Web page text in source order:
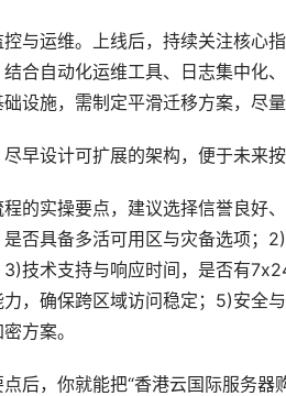
控与运维。上线后，持续关注核心
结合自动化运维工具、日志集中化
础设施，需制定平滑迁移方案，尽
尽早设计可扩展的架构，便于未来
的实操要点，建议选择信誉良好
是否具备多活可用区与灾备选项；
技术支持与响应时间，是否有
力，确保跨区域访问稳定；5)安全
方案。
后，你就能把“香港云国际服务器